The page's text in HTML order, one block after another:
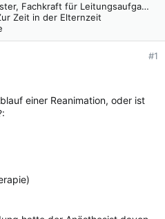
Krankenschwester, Fachkraft für Leitungsaufgaben in der Pflege (FLP)
Zeit in der Elternzeit
#1
einer Reanimation, oder ist